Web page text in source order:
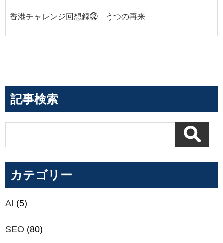
香港チャレンジ回想録㉜ うつの再来
記事検索
カテゴリー
AI (5)
SEO (80)